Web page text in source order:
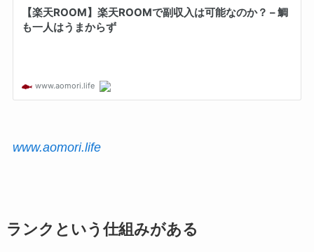
www.aomori.life
ランクという仕組みがある